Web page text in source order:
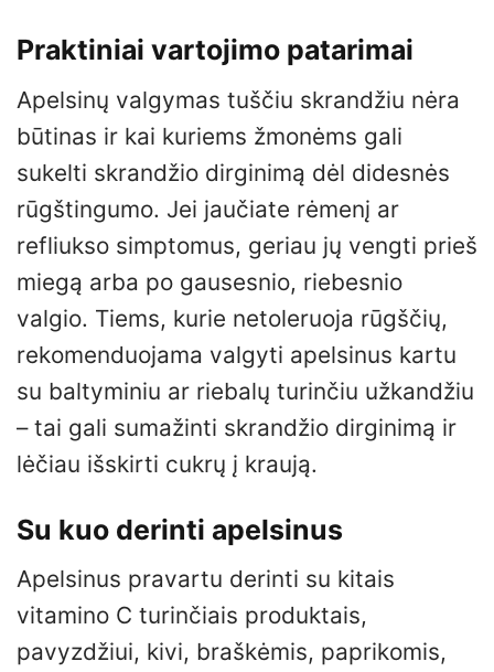
Praktiniai vartojimo patarimai
Apelsinų valgymas tuščiu skrandžiu nėra
būtinas ir kai kuriems žmonėms gali
sukelti skrandžio dirginimą dėl didesnės
rūgštingumo. Jei jaučiate rėmenį ar
refliukso simptomus, geriau jų vengti prieš
miegą arba po gausesnio, riebesnio
valgio. Tiems, kurie netoleruoja rūgščių,
rekomenduojama valgyti apelsinus kartu
su baltyminiu ar riebalų turinčiu užkandžiu
– tai gali sumažinti skrandžio dirginimą ir
lėčiau išskirti cukrų į kraują.
Su kuo derinti apelsinus
Apelsinus pravartu derinti su kitais
vitamino C turinčiais produktais,
pavyzdžiui, kivi, braškėmis, paprikomis,